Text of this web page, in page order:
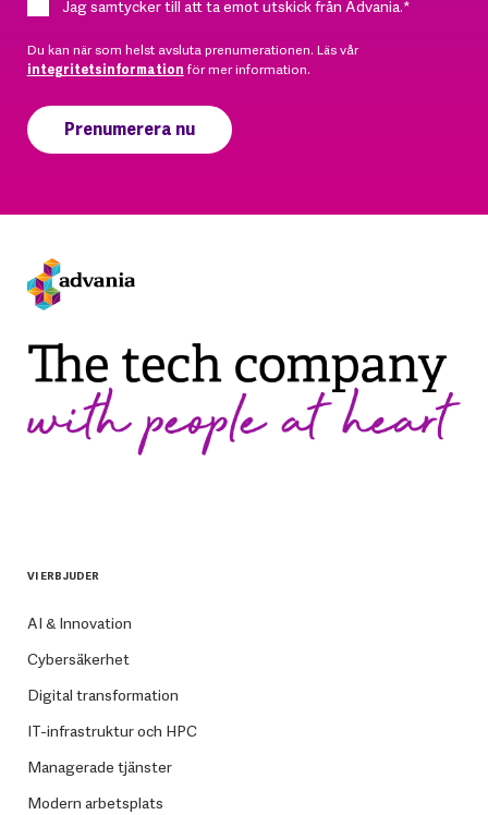
Jag samtycker till att ta emot utskick från Advania.*
Du kan när som helst avsluta prenumerationen. Läs vår
integritetsinformation för mer information.
VI ERBJUDER
AI & Innovation
Cybersäkerhet
Digital transformation
IT-infrastruktur och HPC
Managerade tjänster
Modern arbetsplats